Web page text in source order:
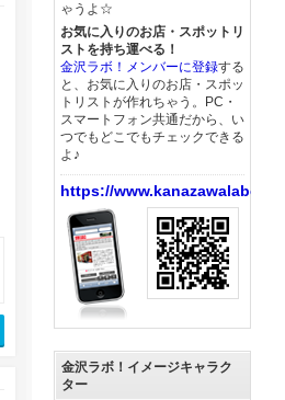
ゃうよ☆
お気に入りのお店・スポットリ
ストを持ち運べる！
金沢ラボ！メンバーに登録する
と、お気に入りのお店・スポッ
トリストが作れちゃう。PC・
スマートフォン共通だから、い
つでもどこでもチェックできる
よ♪
https://www.kanazawalabo.net/
金沢ラボ！イメージキャラク
ター